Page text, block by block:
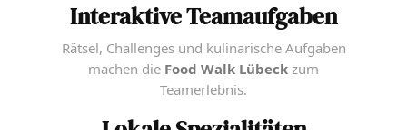
Interaktive Teamaufgaben
Rätsel, Challenges und kulinarische Aufgaben
machen die Food Walk Lübeck zum
Teamerlebnis.